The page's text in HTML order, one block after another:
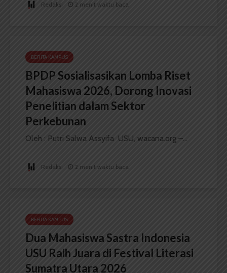
Redaksi 2 menit waktu baca
BERITA KAMPUS
BPDP Sosialisasikan Lomba Riset
Mahasiswa 2026, Dorong Inovasi
Penelitian dalam Sektor
Perkebunan
Oleh : Putri Salwa Assyifa USU, wacana.org –...
Redaksi 2 menit waktu baca
BERITA KAMPUS
Dua Mahasiswa Sastra Indonesia
USU Raih Juara di Festival Literasi
Sumatra Utara 2026